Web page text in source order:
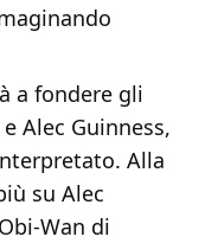
a fondere gli
Alec Guinness,
Alla
su Alec
Wan di